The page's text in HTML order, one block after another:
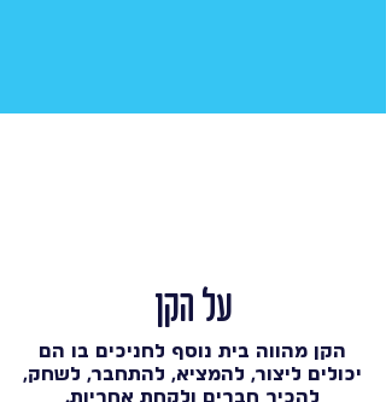
על הקן
הקן מהווה בית נוסף לחניכים בו הם
יכולים ליצור, להמציא, להתחבר, לשחק,
להכיר חברים ולקחת אחריות.